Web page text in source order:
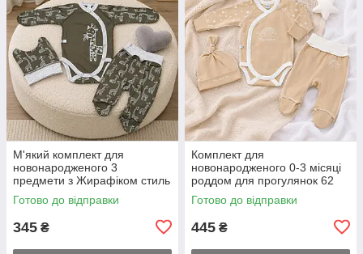
М'який комплект для
новонародженого 3
предмети з Жирафіком стиль
із перших днів 56-й розмір
Готово до відправки
345 ₴
Комплект для
новонародженого 0-3 місяці
роддом для прогулянок 62
розмір боді повзуни та
шапочка заміри на
Готово до відправки
445 ₴